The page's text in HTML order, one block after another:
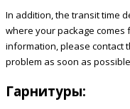
Функция экономии
потребление до 50%.
Экономия заряда
радиостанция не
Модель оснащена
аккумулятором,
In addition, the transit time
where your package comes
information, please contact
problem as soon as
Гарнитуры: